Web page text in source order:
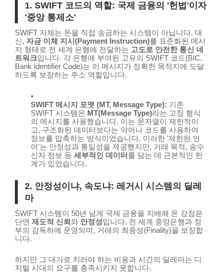
1. SWIFT 코드의 역할: 국제 금융의 '헌법'이자
'중앙 통제소'
SWIFT 자체는 돈을 직접 송금하는 시스템이 아닙니다. 대
신, 자금 이체 지시(Payment Instruction)를 표준화된 메시
지 형태로 전 세계 은행에 전달하는 고도로 안전한 통신 네
트워크입니다. 각 은행에 부여된 고유의 SWIFT 코드(BIC,
Bank Identifier Code)는 이 메시지가 정확한 목적지에 도달
하도록 보장하는 주소 역할입니다.
SWIFT 메시지 포맷 (MT, Message Type): 기존
SWIFT 시스템은 MT(Message Type)라는 고정 형식
의 메시지를 사용했습니다. 이는 문자열이 제한적이
고, 구조화된 데이터보다는 약어나 코드를 사용하여
정보를 압축하는 방식이었습니다. 이러한 '제한된 언
어'는 안정성과 통일성을 제공했지만, 거래 목적, 송수
신자 정보 등 세부적인 데이터 를 담는 데 근본적인 한
계가 있었습니다.
2. 안정성이냐, 속도냐: 레거시 시스템의 딜레
마
SWIFT 시스템이 50년 넘게 국제 금융을 지배해 온 강점은
단연 제도적 신뢰 와 안정성입니다. 전 세계 중앙은행과 정
부의 감독하에 운영되며, 거래의 최종성(Finality)을 보장합
니다.
하지만 그 대가로 치러야 하는 비용과 시간의 딜레마는 디
지털 시대의 요구를 충족시키지 못합니다.